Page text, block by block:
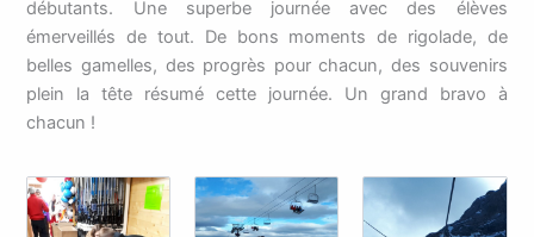
débutants. Une superbe journée avec des élèves
émerveillés de tout. De bons moments de rigolade, de
belles gamelles, des progrès pour chacun, des souvenirs
plein la tête résumé cette journée. Un grand bravo à
chacun !